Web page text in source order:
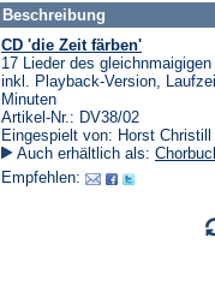
Beschreibung
CD 'die Zeit färben'
17 Lieder des
inkl. Playback-Version,
Minuten
Artikel-Nr.: DV38/02
Eingespielt von: Horst Christill
Auch erhältlich als:
Empfehlen: